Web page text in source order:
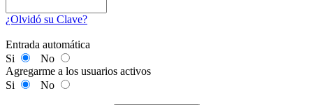
¿Olvidó su Clave?
Entrada automática
Si
No
Agregarme a los usuarios activos
Si
No